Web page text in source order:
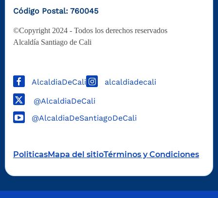
Código Postal: 760045
©Copyright 2024 - Todos los derechos reservados
Alcaldía Santiago de Cali
AlcaldiaDeCali alcaldiadecali
@AlcaldiaDeCali
@AlcaldiaDeSantiagoDeCali
PoliticasMapa del sitioTérminos y Condiciones